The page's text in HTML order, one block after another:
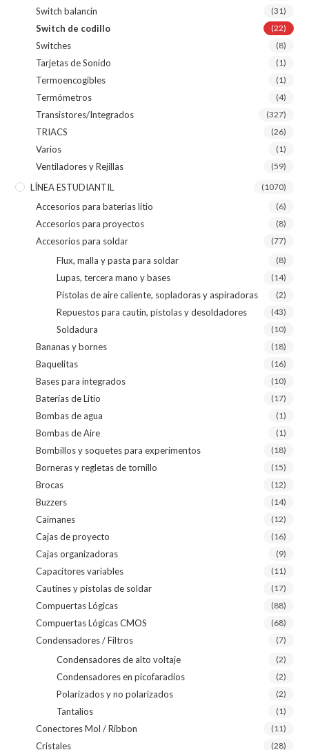
Switch balancin (31)
Switch de codillo (22)
Switches (8)
Tarjetas de Sonido (1)
Termoencogibles (1)
Termómetros (4)
Transistores/Integrados (327)
TRIACS (26)
Varios (1)
Ventiladores y Rejillas (59)
LÍNEA ESTUDIANTIL (1070)
Accesorios para baterias litio (6)
Accesorios para proyectos (8)
Accesorios para soldar (77)
Flux, malla y pasta para soldar (8)
Lupas, tercera mano y bases (14)
Pistolas de aire caliente, sopladoras y aspiradoras (2)
Repuestos para cautín, pistolas y desoldadores (43)
Soldadura (10)
Bananas y bornes (18)
Baquelitas (16)
Bases para integrados (10)
Baterías de Litio (17)
Bombas de agua (1)
Bombas de Aire (1)
Bombillos y soquetes para experimentos (18)
Borneras y regletas de tornillo (15)
Brocas (12)
Buzzers (14)
Caimanes (12)
Cajas de proyecto (16)
Cajas organizadoras (9)
Capacitores variables (11)
Cautines y pistolas de soldar (17)
Compuertas Lógicas (88)
Compuertas Lógicas CMOS (68)
Condensadores / Filtros (7)
Condensadores de alto voltaje (2)
Condensadores en picofaradios (2)
Polarizados y no polarizados (2)
Tantalios (1)
Conectores Mol / Ribbon (11)
Cristales (28)